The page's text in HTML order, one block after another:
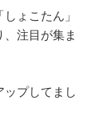
ょこたん」
注目が集ま
ップしてまし